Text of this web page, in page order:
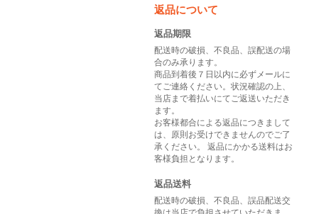
返品について
返品期限
配送時の破損、不良品、誤配送の場
合のみ承ります。
商品到着後７日以内に必ずメールに
てご連絡ください。状況確認の上、
当店まで着払いにてご返送いただき
ます。
お客様都合による返品につきまして
は、原則お受けできませんのでご了
承ください。 返品にかかる送料はお
客様負担となります。
返品送料
配送時の破損、不良品、誤品配送交